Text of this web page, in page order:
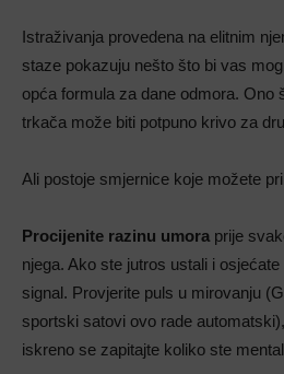
Istraživanja provedena na elitnim
staze pokazuju nešto što bi vas
opća formula za dane odmora. Ono
trkača može biti potpuno krivo za
Ali postoje smjernice koje možete
Procijenite razinu umora prije
njega. Ako ste jutros ustali i
signal. Provjerite puls u mirovanju
sportski satovi ovo rade
iskreno se zapitajte koliko ste